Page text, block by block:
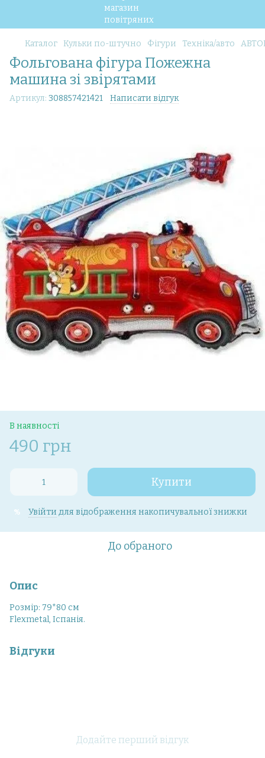
Каталог Кульки по-штучно Фігури Техніка/авто
Фольгована фігура Пожежна
машина зі звірятами
Артикул: 308857421421 Написати відгук
В наявності
490 грн
Купити
% Увійти для відображення накопичувальної знижки
До обраного
Опис
Розмір: 79*80 см
Flexmetal, Іспанія.
Відгуки
Додайте перший відгук